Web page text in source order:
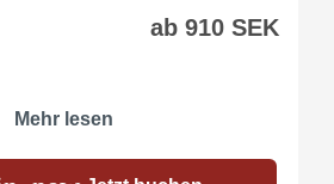
ab 910 SEK
Mehr lesen